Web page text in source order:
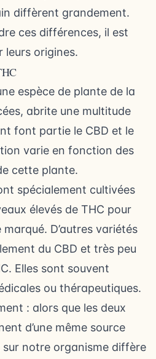
diffèrent grandement.
ces différences, il est
leurs origines.
espèce de plante de la
abrite une multitude
font partie le CBD et le
varie en fonction des
cette plante.
spécialement cultivées
élevés de THC pour
D’autres variétés
du CBD et très peu
Elles sont souvent
ou thérapeutiques.
: alors que les deux
d’une même source
notre organisme diffère